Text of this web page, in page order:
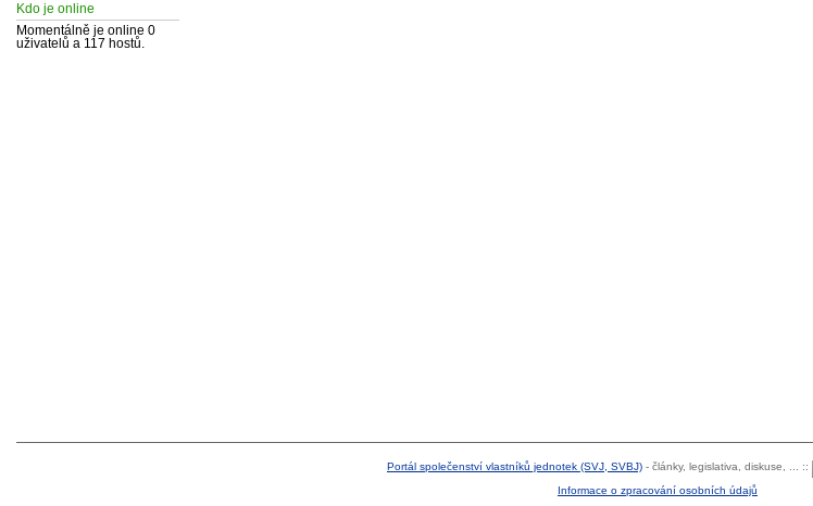
Kdo je online
Momentálně je online 0
uživatelů a 117 hostů.
Portál společenství vlastníků jednotek (SVJ, SVBJ) - články, legislativa, diskuse, ... ::
Informace o zpracování osobních údajů